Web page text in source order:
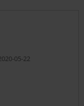
05-22